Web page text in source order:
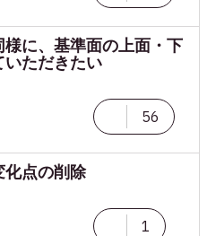
に、基準面の上面・下
いただきたい
56
化点の削除
1